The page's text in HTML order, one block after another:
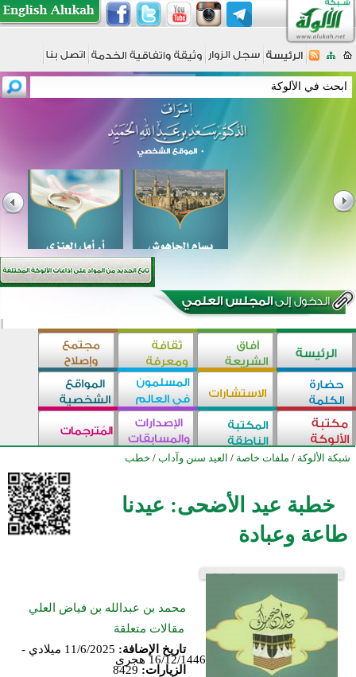
شبكة الألوكة / ملفات خاصة / العيد سنن وآداب / خطب
خطبة عيد الأضحى: عيدنا
طاعة وعبادة
محمد بن عبدالله بن فياض العلي
مقالات متعلقة
تاريخ الإضافة:
11/6/2025 ميلادي -
16/12/1446 هجري
الزيارات: 8429